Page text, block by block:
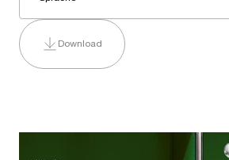
Download